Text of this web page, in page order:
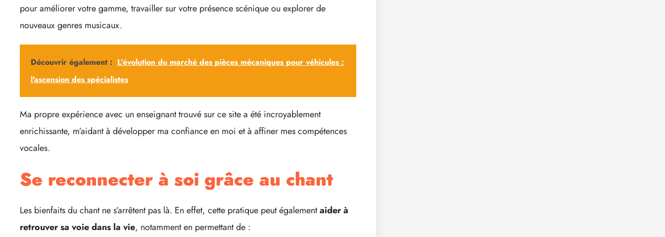
pour améliorer votre gamme, travailler sur votre présence scénique ou explorer de
nouveaux genres musicaux.
Découvrir également : L'évolution du marché des pièces mécaniques pour véhicules :
l'ascension des spécialistes
Ma propre expérience avec un enseignant trouvé sur ce site a été incroyablement
enrichissante, m’aidant à développer ma confiance en moi et à affiner mes compétences
vocales.
Se reconnecter à soi grâce au chant
Les bienfaits du chant ne s’arrêtent pas là. En effet, cette pratique peut égalementaider à
retrouver sa voie dans la vie, notamment en permettant de :